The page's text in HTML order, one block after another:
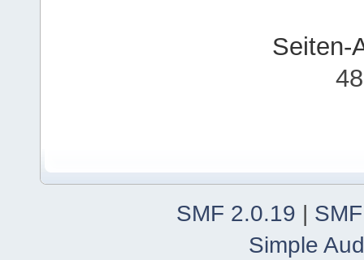
Seiten-
SMF 2.0.19 |
Simple